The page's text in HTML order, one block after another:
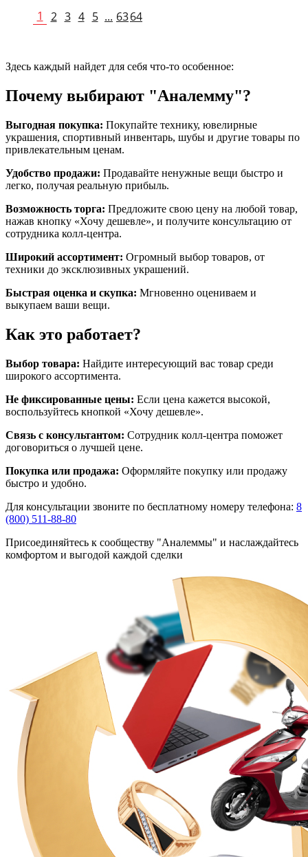
1 2 3 4 5 ... 6364
Здесь каждый найдет для себя что-то особенное:
Почему выбирают "Аналемму"?
Выгодная покупка: Покупайте технику, ювелирные
украшения, спортивный инвентарь, шубы и другие товары по
привлекательным ценам.
Удобство продажи: Продавайте ненужные вещи быстро и
легко, получая реальную прибыль.
Возможность торга: Предложите свою цену на любой товар,
нажав кнопку «Хочу дешевле», и получите консультацию от
сотрудника колл-центра.
Широкий ассортимент: Огромный выбор товаров, от
техники до эксклюзивных украшений.
Быстрая оценка и скупка: Мгновенно оцениваем и
выкупаем ваши вещи.
Как это работает?
Выбор товара: Найдите интересующий вас товар среди
широкого ассортимента.
Не фиксированные цены: Если цена кажется высокой,
воспользуйтесь кнопкой «Хочу дешевле».
Связь с консультантом: Сотрудник колл-центра поможет
договориться о лучшей цене.
Покупка или продажа: Оформляйте покупку или продажу
быстро и удобно.
Для консультации звоните по бесплатному номеру телефона: 8
(800) 511-88-80
Присоединяйтесь к сообществу "Аналеммы" и наслаждайтесь
комфортом и выгодой каждой сделки